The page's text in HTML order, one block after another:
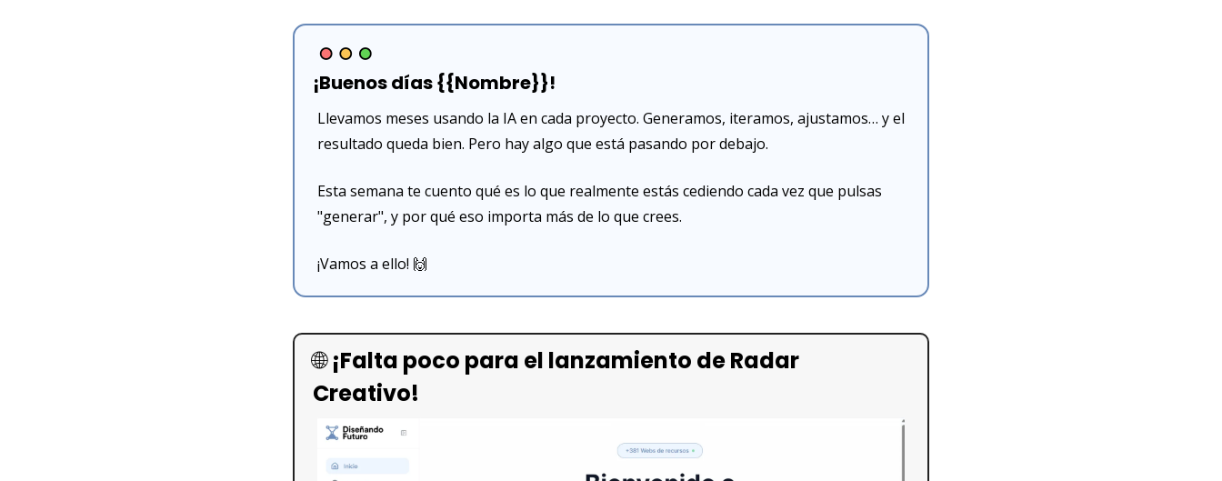
¡Buenos días {{Nombre}}!
Llevamos meses usando la IA en cada proyecto. Generamos, iteramos, ajustamos… y el
resultado queda bien. Pero hay algo que está pasando por debajo.
Esta semana te cuento qué es lo que realmente estás cediendo cada vez que pulsas
"generar", y por qué eso importa más de lo que crees.
¡Vamos a ello! 🙌
🌐 ¡Falta poco para el lanzamiento de Radar
Creativo!